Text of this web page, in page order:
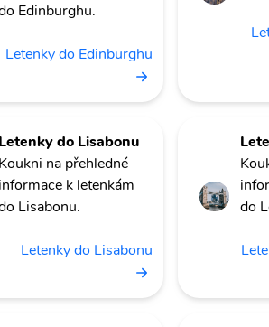
Edinburghu.
Letenky do Edinburghu
Letenky do Lisabonu
Koukni na přehledné
informace k letenkám
Lisabonu.
Letenky do Lisabonu
do